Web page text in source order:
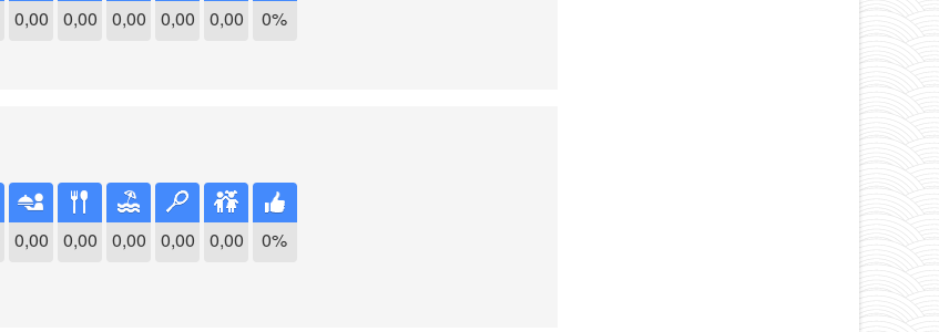
0,00 0,00 0,00 0,00 0,00 0%
0,00 0,00 0,00 0,00 0,00 0%